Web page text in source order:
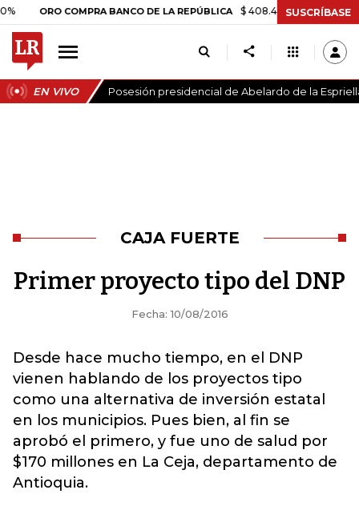
ORO COMPRA BANCO DE LA REPÚBLICA $ 408.498,97 +$ 8.753,81
SUSCRÍBASE
EN VIVO Posesión presidencial de Abelardo de la
CAJA FUERTE
Primer proyecto tipo del DNP
Fecha: 10/08/2016
Desde hace mucho tiempo, en el DNP
vienen hablando de los proyectos tipo
como una alternativa de inversión estatal
en los municipios. Pues bien, al fin se
aprobó el primero, y fue uno de salud por
$170 millones en La Ceja, departamento de
Antioquia.